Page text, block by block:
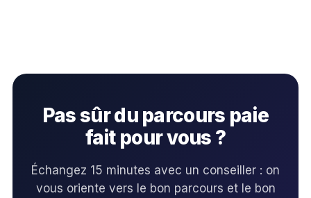
Pas sûr du parcours paie
fait pour vous ?
Échangez 15 minutes avec un conseiller : on
vous oriente vers le bon parcours et le bon